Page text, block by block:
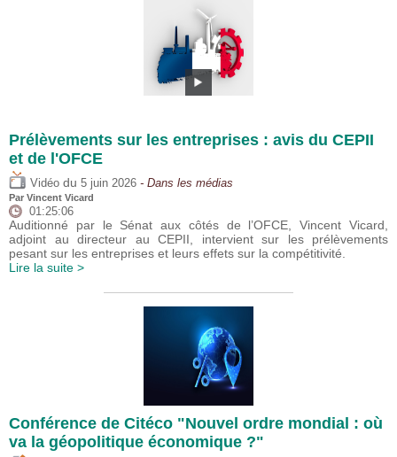
Prélèvements sur les entreprises : avis du CEPII
et de l'OFCE
Vidéo du 5 juin 2026 - Dans les médias
Par Vincent Vicard
01:25:06
Auditionné par le Sénat aux côtés de l’OFCE, Vincent Vicard,
adjoint au directeur au CEPII, intervient sur les prélèvements
pesant sur les entreprises et leurs effets sur la compétitivité.
Lire la suite >
Conférence de Citéco "Nouvel ordre mondial : où
va la géopolitique économique ?"